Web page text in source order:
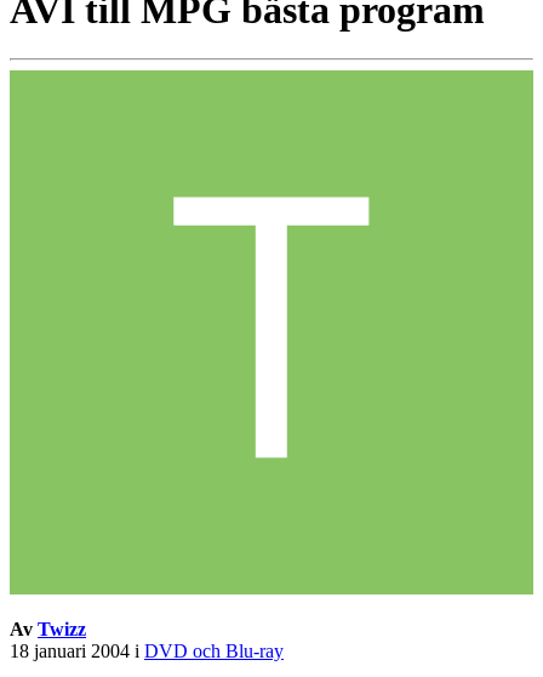
AVI till MPG bästa program
Av Twizz
18 januari 2004 i DVD och Blu-ray